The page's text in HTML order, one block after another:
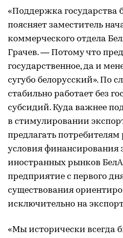
«Поддержка государства
поясняет заместитель
коммерческого отдела
Грачев. — Потому что
государственное, да и
сугубо белорусский». По
стабильно работает без
субсидий. Куда важнее
в стимулировании
предлагать
условия финансирования
иностранных рынков
предприятие с первого
существования
исключительно на
«Мы исторически всегда